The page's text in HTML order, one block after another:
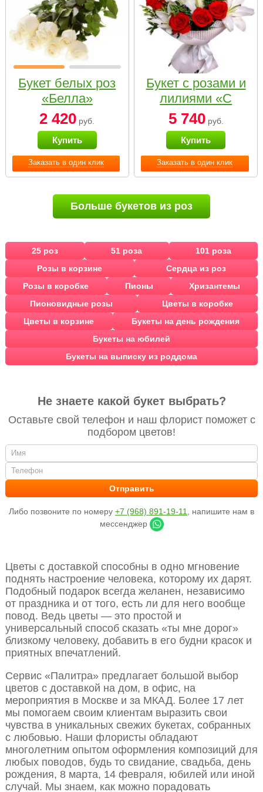
Заказать в один клик
Букет белых роз
«Белла»
2 420 руб.
Купить
Заказать в один клик
Букет с розами и
лилиями «С
наилучшими
пожеланиями»
5 740руб.
Купить
Больше букетов из роз
25 роз 51 роза
101 роза
Розы в корзине
Сердца из роз
Розы в коробке
Пионы
Хризантемы
Пионовидные розы
Цветы в коробке
Цветы в корзине
Букеты на день рождения
Букеты на юбилей
Букеты на выписку из роддома
Не знаете какой букет выбрать?
Оставьте свой телефон и наш флорист поможет с
подбором цветов!
Либо позвоните по номеру +7 (968) 891-19-11
, напишите нам в
мессенджер
Цветы с доставкой способны в одно мгновение
поднять настроение человека, которому их дарят.
Подобный подарок всегда желанен, независимо
от праздника и от того, есть ли для него вообще
повод. Ведь цветы — это простой и
универсальный способ сказать «ты мне дорог»
близкому человеку, добавить в его будни красок и
приятных впечатлений.
Сервис «Палитра» предлагает большой выбор
цветов с доставкой на дом, в офис, на
мероприятия в Москве и за МКАД. Более 17 лет
мы помогаем своим клиентам выразить свои
чувства в уникальных свежих букетах, собранных
с любовью. Наши флористы обладают
многолетним опытом оформления композиций для
любых поводов, будь то свидание, свадьба, день
рождения, 8 марта, 14 февраля, юбилей или иной
случай. Мы знаем, как можно порадовать